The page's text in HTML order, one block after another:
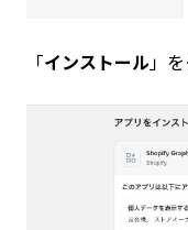
「インストール」